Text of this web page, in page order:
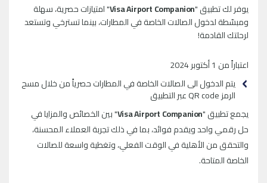
يوفر لك تطبيق "Visa Airport Companion" امتيازات حصرية، سهلة
ومبسّطة لدخول الصالات الخاصة في المطارات، بينما تسترخي وتستعد
لرحلتك القادمة!
اعتباراً من 1 أكتوبر 2024
يتم الدخول الى الصالات الخاصة في المطارات حصرياً من خلال مسح
الرمز QR code عبر التطبيق
يجمع تطبيق "Visa Airport Companion" بين الخصائص والمزايا في
حل رقمي واحد ويقدم فوائد، بما في ذلك تجربة العملاء المحسنة،
والتحقق من الأهلية في الوقت الفعلي، وتغطية واسعة للصالات
الخاصة المتاحة.